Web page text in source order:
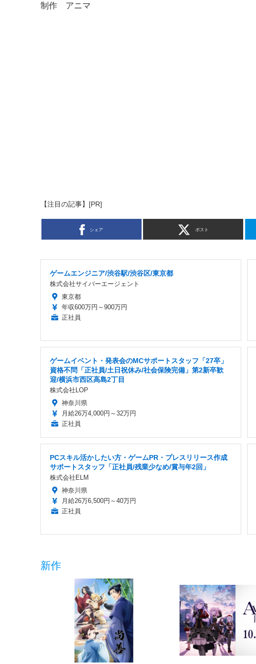
制作 アニマ
【注目の記事】[PR]
シェア ポスト
ゲームエンジニア/渋谷駅/渋谷区/東京都
株式会社サイバーエージェント
東京都
年収600万円～900万円
正社員
ゲームイベント・発表会のMCサポートスタッフ「27卒」
資格不問「正社員/土日祝休み/社会保険完備」第2新卒歓
迎/横浜市西区高島2丁目
株式会社LOP
神奈川県
月給26万4,000円～32万円
正社員
PCスキル活かしたい方・ゲームPR・プレスリリース作成
サポートスタッフ「正社員/残業少なめ/賞与年2回」
株式会社ELM
神奈川県
月給26万6,500円～40万円
正社員
新作